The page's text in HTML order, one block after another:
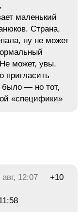
маленький
Страна,
ну не может
может, увы.
пригласить
было — но тот,
«специфики»
авг, 12:07 +10